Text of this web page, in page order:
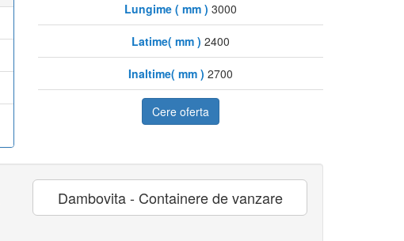
Lungime ( mm ) 3000
Latime( mm ) 2400
Inaltime( mm ) 2700
Cere oferta
Dambovita - Containere de vanzare